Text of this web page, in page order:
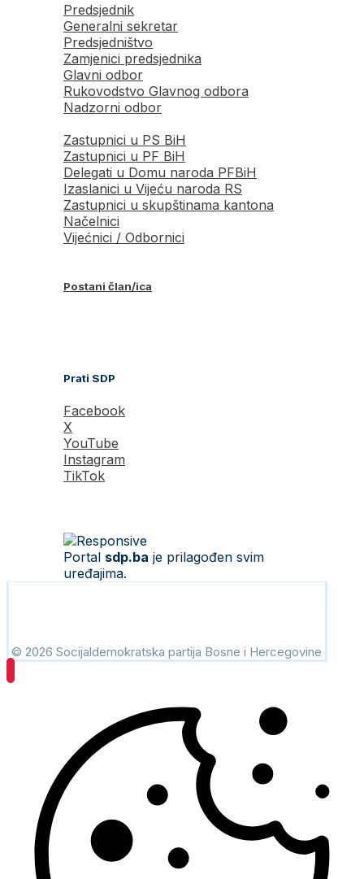
Predsjednik
Generalni sekretar
Predsjedništvo
Zamjenici predsjednika
Glavni odbor
Rukovodstvo Glavnog odbora
Nadzorni odbor
Zastupnici u PS BiH
Zastupnici u PF BiH
Delegati u Domu naroda PFBiH
Izaslanici u Vijeću naroda RS
Zastupnici u skupštinama kantona
Načelnici
Vijećnici / Odbornici
Postani član/ica
Prati SDP
Facebook
X
YouTube
Instagram
TikTok
Portal sdp.ba je prilagođen svim
uređajima.
© 2026 Socijaldemokratska partija Bosne i Hercegovine